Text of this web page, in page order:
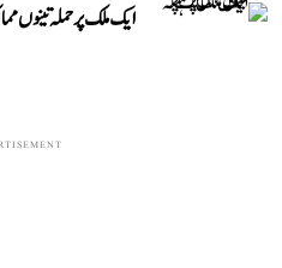
ایک ملک پر حملہ تینوں